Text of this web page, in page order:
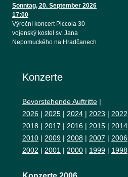
Sonntag, 20. September 2026
17:00
Výroční koncert Piccola 30
vojenský kostel sv. Jana
Nepomuckého na Hradčanech
Konzerte
Bevorstehende Auftritte |
2026 | 2025 | 2024 | 2023 | 2022
2018 | 2017 | 2016 | 2015 | 2014
2010 | 2009 | 2008 | 2007 | 2006
2002 | 2001 | 2000 | 1999 | 1998